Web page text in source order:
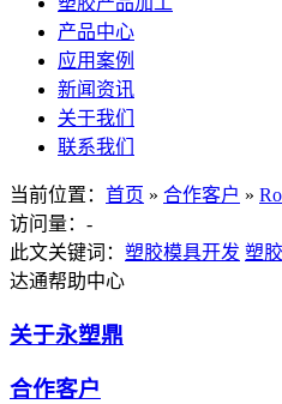
产品中心
应用案例
新闻资讯
关于我们
联系我们
当前位置： 首页 » 合作客户 »
访问量： -
此文关键词： 塑胶模具开发 塑
达通帮助中心
关于永塑鼎
合作客户